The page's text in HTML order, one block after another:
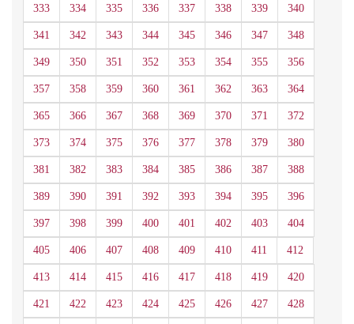
333 334 335 336 337 338 339 340
341 342 343 344 345 346 347 348
349 350 351 352 353 354 355 356
357 358 359 360 361 362 363 364
365 366 367 368 369 370 371 372
373 374 375 376 377 378 379 380
381 382 383 384 385 386 387 388
389 390 391 392 393 394 395 396
397 398 399 400 401 402 403 404
405 406 407 408 409 410 411 412
413 414 415 416 417 418 419 420
421 422 423 424 425 426 427 428